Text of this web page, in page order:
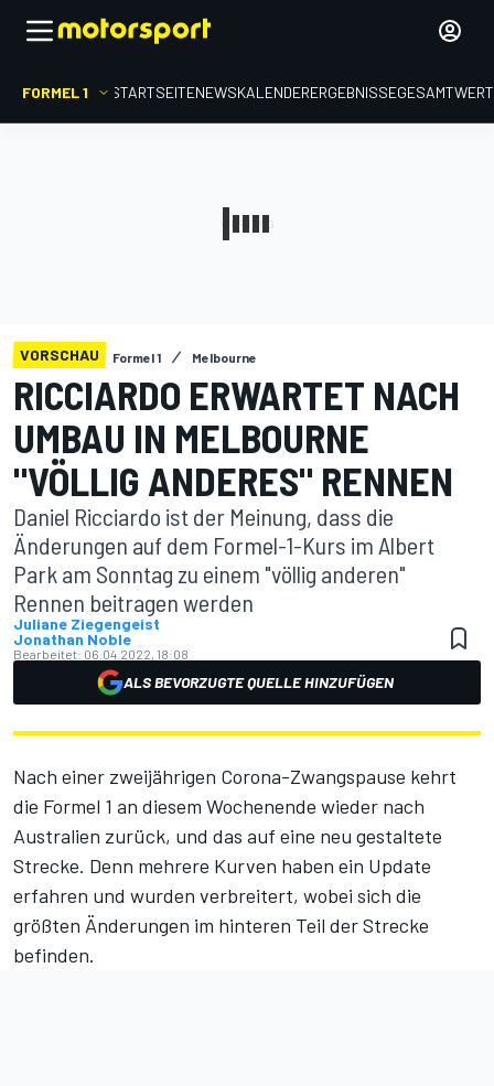
FORMEL 1 STARTSEITENEWSKALENDERERGEBNISSE
VORSCHAU Formel 1 Melbourne
RICCIARDO ERWARTET NACH
UMBAU IN MELBOURNE
"VÖLLIG ANDERES" RENNEN
Daniel Ricciardo ist der Meinung, dass die
Änderungen auf dem Formel-1-Kurs im Albert
Park am Sonntag zu einem "völlig anderen"
Rennen beitragen werden
Juliane Ziegengeist
Jonathan Noble
Bearbeitet: 06.04.2022, 18:08
ALS BEVORZUGTE QUELLE HINZUFÜGEN
Nach einer zweijährigen Corona-Zwangspause kehrt
die Formel 1 an diesem Wochenende wieder nach
Australien zurück, und das auf eine neu gestaltete
Strecke. Denn mehrere Kurven haben ein Update
erfahren und wurden verbreitert, wobei sich die
größten Änderungen im hinteren Teil der Strecke
befinden.